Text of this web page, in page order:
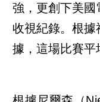
強，更創下美國
收視紀錄。根據
據，這場比賽平